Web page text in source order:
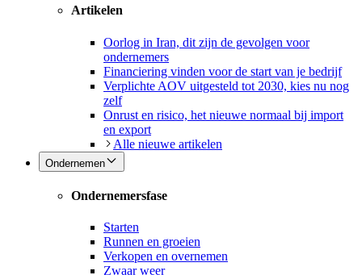
Artikelen
Oorlog in Iran, dit zijn de gevolgen voor
ondernemers
Financiering vinden voor de start van je bedrijf
Verplichte AOV uitgesteld tot 2030, kies nu nog
zelf
Onrust en risico, het nieuwe normaal bij import
en export
Alle nieuwe artikelen
Ondernemen
Ondernemersfase
Starten
Runnen en groeien
Verkopen en overnemen
Zwaar weer